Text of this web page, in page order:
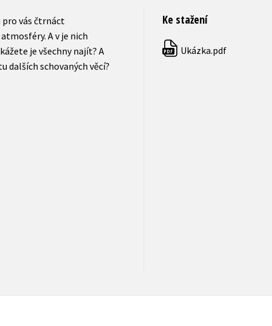
vás čtrnáct
A v je nich
je všechny najít? A
dalších schovaných věcí?
Ke stažení
PDF Ukázka.pdf